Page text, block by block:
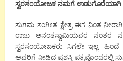
ಸ್ವರಸಂಯೋಜಕ ನಮಗೆ ಉಡುಗೊರೆಯಾಗಿ
ಸುಗಮ ಸಂಗೀತ ಕ್ಷೇತ್ರ ಈಗ ನಿಂತ
ರಾಜು ಅನಂತಸ್ವಾಮಿಯವರ ನಂತರ
ಸ್ವರಸಂಯೋಜಕರು ಸಿಗಲೇ ಇಲ್ಲ. ಹಿಂದೆ
ಅವರಿಗೆ ನೀಡಿದ ಪ್ರಶಸ್ತಿ ಪತ್ರವೊಂದರಲ್ಲಿ